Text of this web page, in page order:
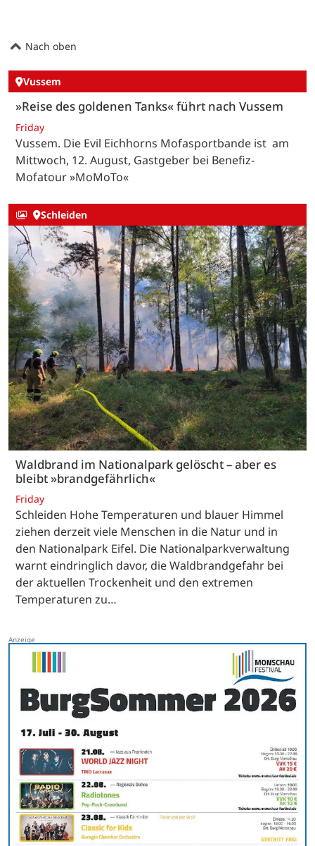
Nach oben
Vussem
»Reise des goldenen Tanks« führt nach Vussem
Friday
Vussem. Die Evil Eichhorns Mofasportbande ist am
Mittwoch, 12. August, Gastgeber bei Benefiz-
Mofatour »MoMoTo«
Schleiden
Waldbrand im Nationalpark gelöscht – aber es
bleibt »brandgefährlich«
Friday
Schleiden Hohe Temperaturen und blauer Himmel
ziehen derzeit viele Menschen in die Natur und in
den Nationalpark Eifel. Die Nationalparkverwaltung
warnt eindringlich davor, die Waldbrandgefahr bei
der aktuellen Trockenheit und den extremen
Temperaturen zu…